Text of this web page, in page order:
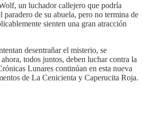
un luchador callejero que podría
paradero de su abuela, pero no termina de
sienten una gran atracción
desentrañar el misterio, se
todos juntos, deben luchar contra la
Lunares continúan en esta nueva
de La Cenicienta y Caperucita Roja.